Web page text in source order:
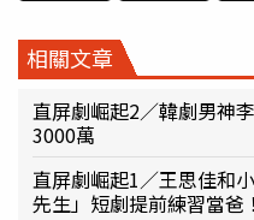
相關文章
直屏劇崛起2／韓劇男神
3000萬
直屏劇崛起1／王思佳和
先生」短劇提前練習當爸！